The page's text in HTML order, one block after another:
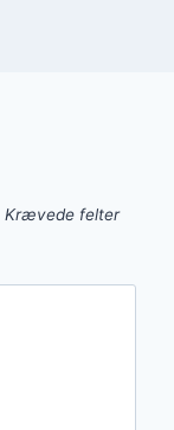
Krævede felter